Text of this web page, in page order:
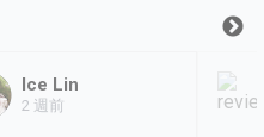
Ice Lin
2 週前